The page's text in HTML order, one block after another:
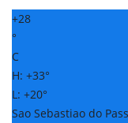
+28
°
C
H: +33°
L: +20°
Sao Sebastiao do